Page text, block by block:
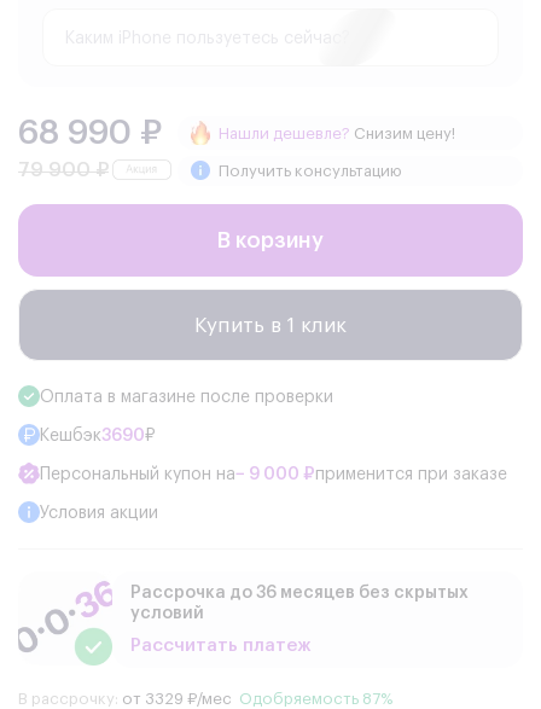
68 990 ₽
79 900 ₽
Нашли дешевле? Снизим цену!
Получить консультацию
В корзину
Купить в 1 клик
Оплата в магазине после проверки
Кешбэк3690₽
Персональный купон на− 9 000 ₽применится при заказе
Условия акции
Рассрочка до 36 месяцев без скрытых
условий
Рассчитать платеж
В рассрочку: от 3329 ₽/мес Одобряемость 87%